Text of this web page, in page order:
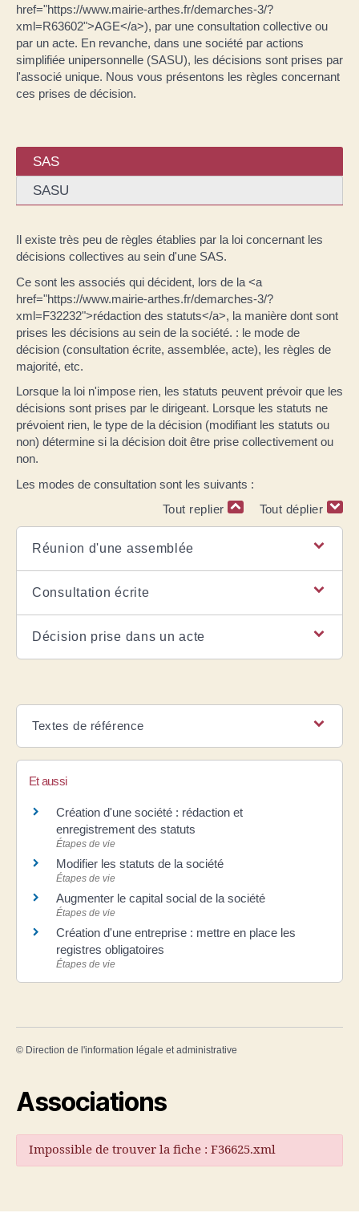
href="https://www.mairie-arthes.fr/demarches-3/?
xml=R63602">AGE</a>), par une consultation collective ou
par un acte. En revanche, dans une société par actions
simplifiée unipersonnelle (SASU), les décisions sont prises par
l'associé unique. Nous vous présentons les règles concernant
ces prises de décision.
SAS
SASU
Il existe très peu de règles établies par la loi concernant les
décisions collectives au sein d'une SAS.
Ce sont les associés qui décident, lors de la <a
href="https://www.mairie-arthes.fr/demarches-3/?
xml=F32232">rédaction des statuts</a>, la manière dont sont
prises les décisions au sein de la société. : le mode de
décision (consultation écrite, assemblée, acte), les règles de
majorité, etc.
Lorsque la loi n'impose rien, les statuts peuvent prévoir que les
décisions sont prises par le dirigeant. Lorsque les statuts ne
prévoient rien, le type de la décision (modifiant les statuts ou
non) détermine si la décision doit être prise collectivement ou
non.
Les modes de consultation sont les suivants :
Tout replier
Tout déplier
Réunion d'une assemblée
Consultation écrite
Décision prise dans un acte
Textes de référence
Et aussi
Création d'une société : rédaction et
enregistrement des statuts
Étapes de vie
Modifier les statuts de la société
Étapes de vie
Augmenter le capital social de la société
Étapes de vie
Création d'une entreprise : mettre en place les
registres obligatoires
Étapes de vie
© Direction de l'information légale et administrative
Associations
Impossible de trouver la fiche : F36625.xml